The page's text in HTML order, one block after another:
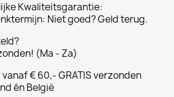
Kwaliteitsgarantie:
Niet goed? Geld terug.
(Ma - Za)
€ 60,- GRATIS verzonden
én België